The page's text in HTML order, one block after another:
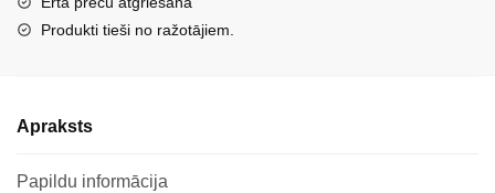
ar
Produkti tieši no ražotājiem.
Apraksts
Papildu informācija